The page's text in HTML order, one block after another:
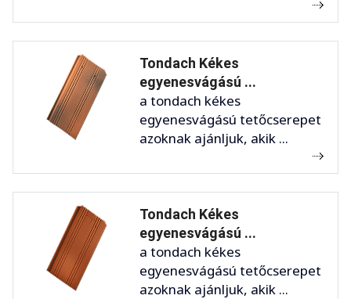
Tondach Kékes
egyenesvágású ...
a tondach kékes
egyenesvágású tetőcserepet
azoknak ajánljuk, akik ...
Tondach Kékes
egyenesvágású ...
a tondach kékes
egyenesvágású tetőcserepet
azoknak ajánljuk, akik ...